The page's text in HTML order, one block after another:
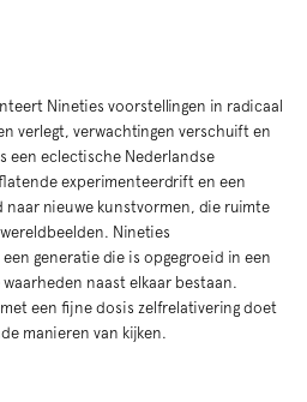
Nineties voorstellingen in radicaal
verlegt, verwachtingen verschuift en
een eclectische Nederlandse
experimenteerdrift en een
naar nieuwe kunstvormen, die ruimte
Nineties
generatie die is opgegroeid in een
naast elkaar bestaan.
een fijne dosis zelfrelativering doet
manieren van kijken.